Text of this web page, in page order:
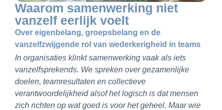
Waarom samenwerking niet
vanzelf eerlijk voelt
Over eigenbelang, groepsbelang en de
vanzelfzwijgende rol van wederkerigheid in teams
In organisaties klinkt samenwerking vaak als iets
vanzelfsprekends. We spreken over gezamenlijke
doelen, teamresultaten en collectieve
verantwoordelijkheid alsof het logisch is dat mensen
zich richten op wat goed is voor het geheel. Maar wie